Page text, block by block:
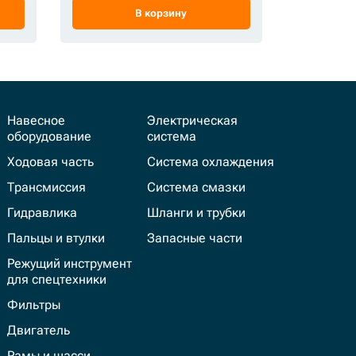
В корзину
Навесное
оборудование
Ходовая часть
Трансмиссия
Гидравлика
Пальцы и втулки
Режущий инструмент
для спецтехники
Фильтры
Двигатель
Электрическая
система
Система охлаждения
Система смазки
Шланги и трубки
Запасные части